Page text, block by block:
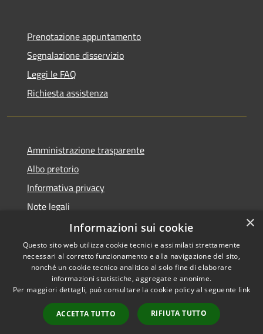
Prenotazione appuntamento
Segnalazione disservizio
Leggi le FAQ
Richiesta assistenza
Amministrazione trasparente
Albo pretorio
Informativa privacy
Note legali
Dichiarazione di accessibilità
RSS
Accessibilità
Copyright © 2026 • Comune di
Municipium•
Accesso
redazione
×
Informazioni sui cookie
Questo sito web utilizza cookie tecnici e assimilati strettamente
necessari al corretto funzionamento e alla navigazione del sito,
nonché un cookie tecnico analitico al solo fine di elaborare
informazioni statistiche, aggregate e anonime.
Per maggiori dettagli, può consultare la cookie policy al seguente link
ACCETTA TUTTO RIFIUTA TUTTO